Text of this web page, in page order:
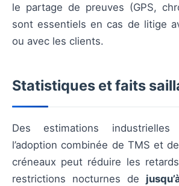
le partage de preuves (GPS,
sont essentiels en cas de litige
ou avec les clients.
Statistiques et faits
Des estimations
l’adoption combinée de TMS et
créneaux peut réduire les
restrictions nocturnes de